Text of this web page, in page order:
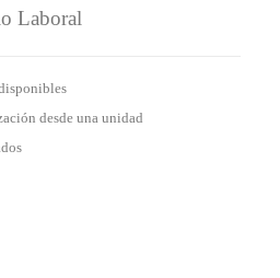
Laboral
desde una unidad